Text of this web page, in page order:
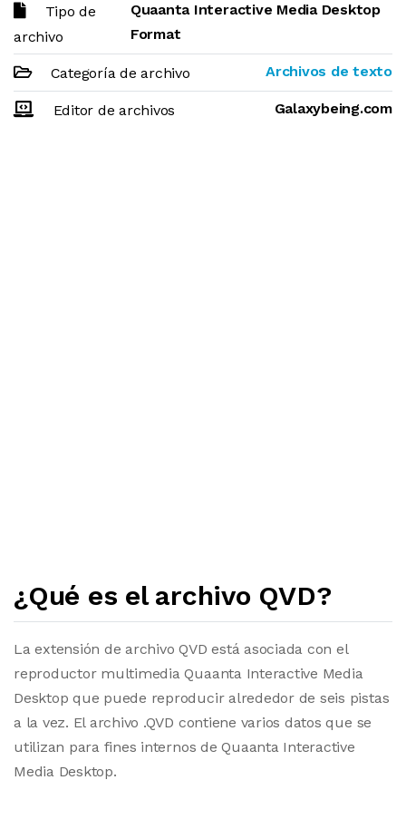
Tipo de
archivo
Quaanta Interactive Media Desktop
Format
Categoría de archivo Archivos de texto
Editor de archivos Galaxybeing.com
¿Qué es el archivo QVD?
La extensión de archivo QVD está asociada con el
reproductor multimedia Quaanta Interactive Media
Desktop que puede reproducir alrededor de seis pistas
a la vez. El archivo .QVD contiene varios datos que se
utilizan para fines internos de Quaanta Interactive
Media Desktop.